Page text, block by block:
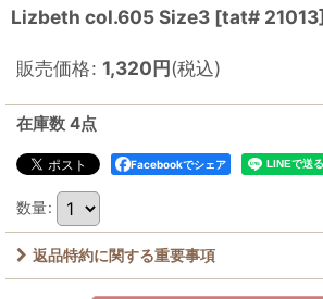
Lizbeth col.605 Size3 [tat# 21013]
販売価格: 1,320円(税込)
在庫数 4点
Facebookでシェア
数量:
返品特約に関する重要事項